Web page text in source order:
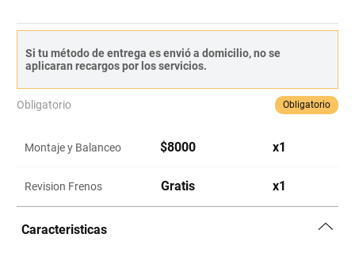
Si tu método de entrega es envió a domicilio, no se
aplicaran recargos por los servicios.
Obligatorio Obligatorio
Montaje y Balanceo $8000 x1
Revision Frenos Gratis x1
Caracteristicas